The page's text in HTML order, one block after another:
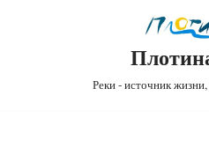
Реки - источник жизни,